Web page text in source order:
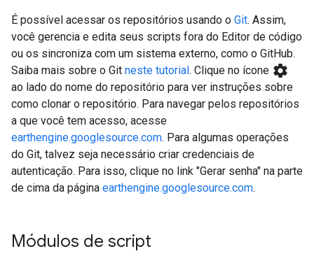
É possível acessar os repositórios usando o Git. Assim,
você gerencia e edita seus scripts fora do Editor de código
ou os sincroniza com um sistema externo, como o GitHub.
Saiba mais sobre o Git neste tutorial . Clique no ícone settings
ao lado do nome do repositório para ver instruções sobre
como clonar o repositório. Para navegar pelos repositórios
a que você tem acesso, acesse
earthengine.googlesource.com. Para algumas operações
do Git, talvez seja necessário criar credenciais de
autenticação. Para isso, clique no link "Gerar senha" na parte
de cima da página earthengine.googlesource.com.
Módulos de script